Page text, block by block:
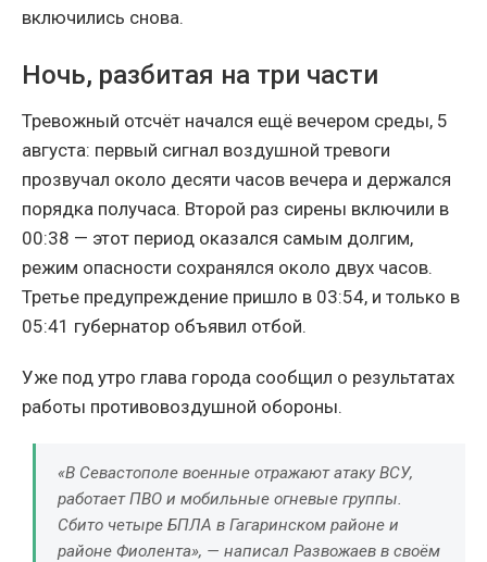
включились снова.
Ночь, разбитая на три части
Тревожный отсчёт начался ещё вечером среды, 5
августа: первый сигнал воздушной тревоги
прозвучал около десяти часов вечера и держался
порядка получаса. Второй раз сирены включили в
00:38 — этот период оказался самым долгим,
режим опасности сохранялся около двух часов.
Третье предупреждение пришло в 03:54, и только в
05:41 губернатор объявил отбой.
Уже под утро глава города сообщил о результатах
работы противовоздушной обороны.
«В Севастополе военные отражают атаку ВСУ,
работает ПВО и мобильные огневые группы.
Сбито четыре БПЛА в Гагаринском районе и
районе Фиолента», — написал Развожаев в своём